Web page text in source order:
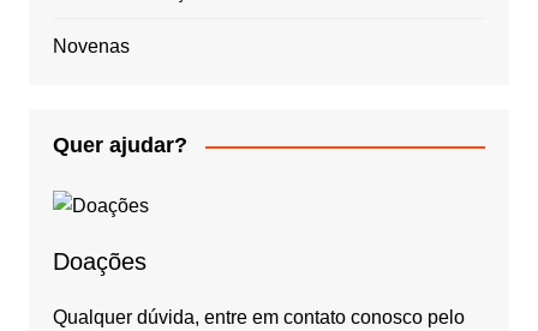
Novenas
Quer ajudar?
Doações
Qualquer dúvida, entre em contato conosco pelo